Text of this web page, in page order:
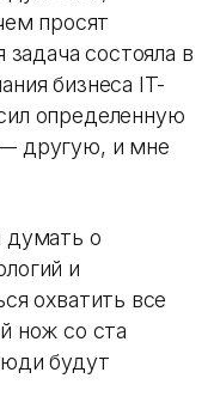
просят
состояла в
бизнеса IT-
определенную
другую, и мне
думать о
и
охватить все
нож со ста
будут